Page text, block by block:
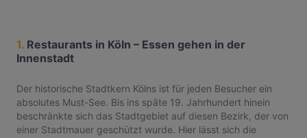
1. Restaurants in Köln – Essen gehen in der
Innenstadt
Der historische Stadtkern Kölns ist für jeden Besucher ein
absolutes Must-See. Bis ins späte 19. Jahrhundert hinein
beschränkte sich das Stadtgebiet auf diesen Bezirk, der von
einer Stadtmauer geschützt wurde. Hier lässt sich die